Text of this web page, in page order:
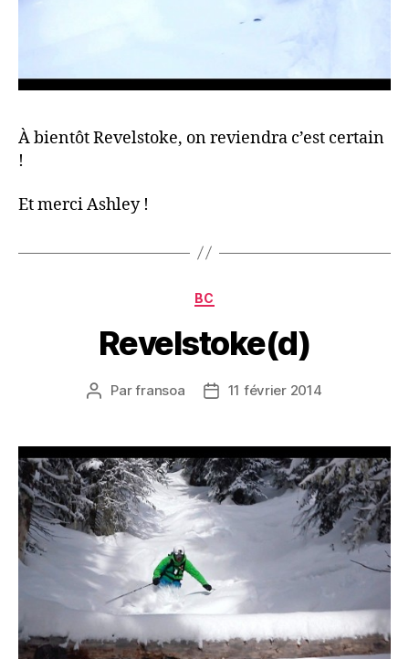
À bientôt Revelstoke, on reviendra c’est certain
!
Et merci Ashley !
Catégories
BC
Revelstoke(d)
Auteur
Parfransoa
Date11 février 2014